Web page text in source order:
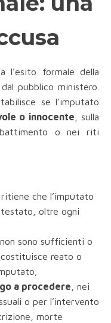
l’esito formale della
pubblico ministero.
se l’imputato
o innocente , sulla
o nei riti
ritiene che l’imputato
oltre ogni
non sono sufficienti o
reato o
a procedere , nei
o per l’intervento
morte